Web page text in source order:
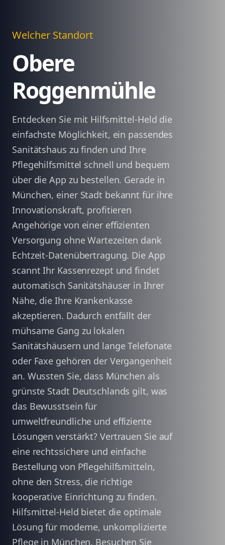
Welcher Standort
Obere
Roggenmühle
Entdecken Sie mit Hilfsmittel-Held die
einfachste Möglichkeit, ein passendes
Sanitätshaus zu finden und Ihre
Pflegehilfsmittel schnell und bequem
über die App zu bestellen. Gerade in
München, einer Stadt bekannt für ihre
Innovationskraft, profitieren
Angehörige von einer effizienten
Versorgung ohne Wartezeiten dank
Echtzeit-Datenübertragung. Die App
scannt Ihr Kassenrezept und findet
automatisch Sanitätshäuser in Ihrer
Nähe, die Ihre Krankenkasse
akzeptieren. Dadurch entfällt der
mühsame Gang zu lokalen
Sanitätshäusern und lange Telefonate
oder Faxe gehören der Vergangenheit
an. Wussten Sie, dass München als
grünste Stadt Deutschlands gilt, was
das Bewusstsein für
umweltfreundliche und effiziente
Lösungen verstärkt? Vertrauen Sie auf
eine rechtssichere und einfache
Bestellung von Pflegehilfsmitteln,
ohne den Stress, die richtige
kooperative Einrichtung zu finden.
Hilfsmittel-Held bietet die optimale
Lösung für moderne, unkomplizierte
Pflege in München. Besuchen Sie